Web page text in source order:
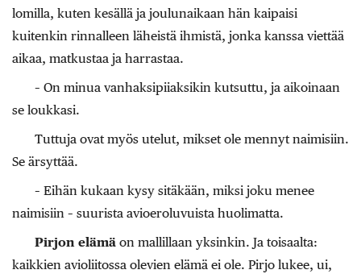
lomilla, kuten kesällä ja joulunaikaan hän kaipaisi
kuitenkin rinnalleen läheistä ihmistä, jonka kanssa viettää
aikaa, matkustaa ja harrastaa.
– On minua vanhaksipiiaksikin kutsuttu, ja aikoinaan
se loukkasi.
Tuttuja ovat myös utelut, mikset ole mennyt naimisiin.
Se ärsyttää.
– Eihän kukaan kysy sitäkään, miksi joku menee
naimisiin – suurista avioeroluvuista huolimatta.
Pirjon elämä on mallillaan yksinkin. Ja toisaalta:
kaikkien avioliitossa olevien elämä ei ole. Pirjo lukee, ui,